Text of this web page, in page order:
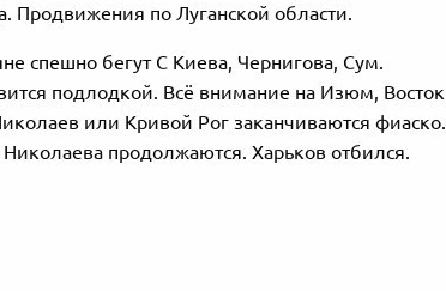
Продвижения по Луганской области.
спешно бегут С Киева, Чернигова, Сум.
подлодкой. Всё внимание на Изюм, Восток
или Кривой Рог заканчиваются фиаско.
продолжаются. Харьков отбился.